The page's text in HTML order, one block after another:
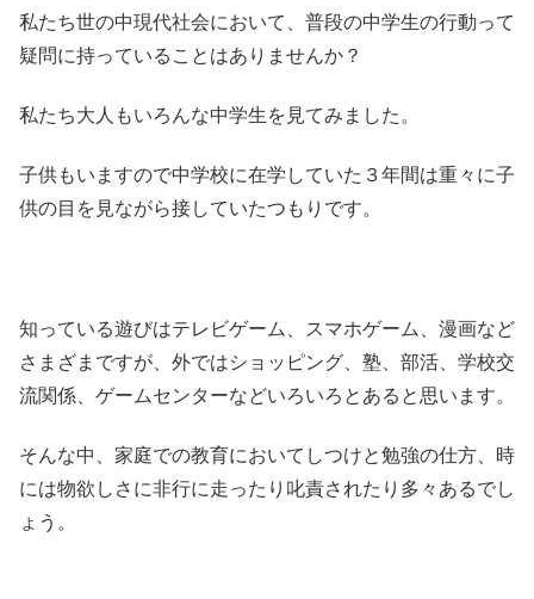
私たち世の中現代社会において、普段の中学生の行動って
疑問に持っていることはありませんか？
私たち大人もいろんな中学生を見てみました。
子供もいますので中学校に在学していた３年間は重々に子
供の目を見ながら接していたつもりです。
知っている遊びはテレビゲーム、スマホゲーム、漫画など
さまざまですが、外ではショッピング、塾、部活、学校交
流関係、ゲームセンターなどいろいろとあると思います。
そんな中、家庭での教育においてしつけと勉強の仕方、時
には物欲しさに非行に走ったり叱責されたり多々あるでし
ょう。